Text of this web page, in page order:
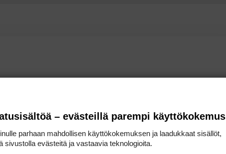
– evästeillä parempi käyttökokemus
parhaan mahdollisen käyttökokemuksen ja laadukkaat sisällöt,
sivustolla evästeitä ja vastaavia teknologioita.